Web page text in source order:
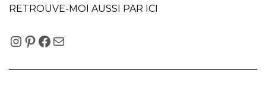
RETROUVE-MOI AUSSI PAR ICI
INSTAGRAM
PINTEREST
FACEBOOK
E-MAIL